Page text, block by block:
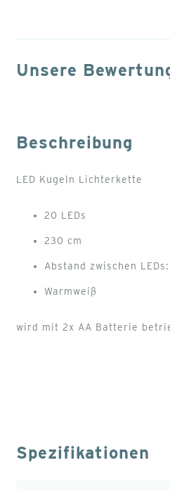
Unsere
Beschreibung
LED Kugeln Lichterkette
20 LEDs
230 cm
Abstand zwischen LEDs:
Warmweiß
wird mit 2x AA Batterie
Spezifikationen